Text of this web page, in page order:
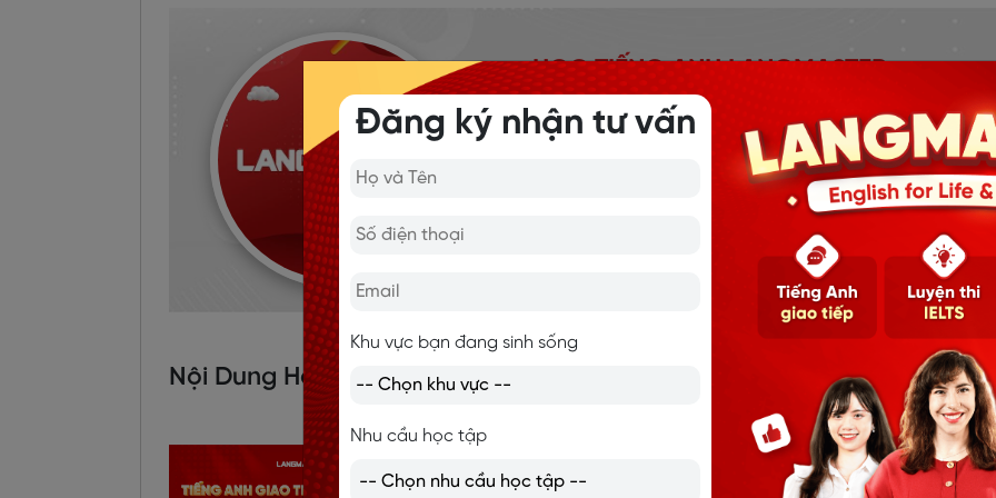
HỌC TIẾNG ANH LANGMASTER
Langmaster là hệ sinh thái đào tạo tiếng Anh toàn diện
với 16+ năm uy tín, bao gồm các chương trình: Tiếng Anh
giao tiếp, Luyện thi IELTS và tiếng Anh trẻ em. Hàng trăm
nghìn học viên trên toàn cầu, 95% học viên đạt mục tiêu
Nội Dung Hot
Đăng ký nhận tư vấn
Khu vực bạn đang sinh sống
Nhu cầu học tập